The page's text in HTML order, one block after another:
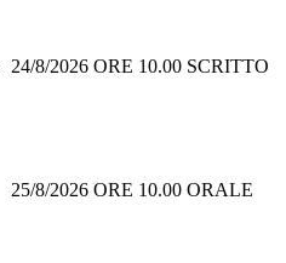
24/8/2026 ORE 10.00 SCRITTO
25/8/2026 ORE 10.00 ORALE